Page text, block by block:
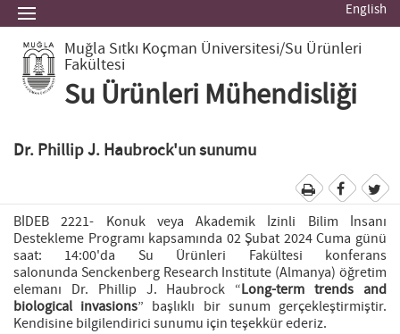
English
Muğla Sıtkı Koçman Üniversitesi/Su Ürünleri
Fakültesi
Su Ürünleri Mühendisliği
Dr. Phillip J. Haubrock'un sunumu
BİDEB 2221- Konuk veya Akademik İzinli Bilim İnsanı
Destekleme Programı kapsamında 02 Şubat 2024 Cuma günü
saat: 14:00'da Su Ürünleri Fakültesi konferans
salonunda Senckenberg Research Institute (Almanya) öğretim
elemanı Dr. Phillip J. Haubrock “Long-term trends and
biological invasions” başlıklı bir sunum gerçekleştirmiştir.
Kendisine bilgilendirici sunumu için teşekkür ederiz.